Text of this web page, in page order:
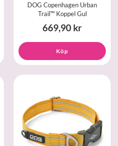
DOG Copenhagen Urban
Trail™ Koppel Gul
669,90 kr
Köp